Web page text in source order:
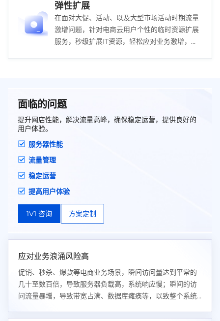
弹性扩展
在面对大促、活动、以及大型市场活动时期流量
激增问题，针对电商云用户个性的临时资源扩展
服务，秒级扩展IT资源，轻松应对业务激增，帮
面临的问题
提升网店性能，解决流量高峰，确保稳定运营，提供良好的
用户体验。
服务器性能
流量管理
稳定运营
提高用户体验
1V1 咨询 方案定制
应对业务浪涌风险高
促销、秒杀、爆款等电商业务场景，瞬间访问量达到平常的
几十至数百倍，导致服务器负载高，系统响应慢；瞬间的访
问流量暴增，导致带宽占满、数据库瘫痪等，以致整个系统